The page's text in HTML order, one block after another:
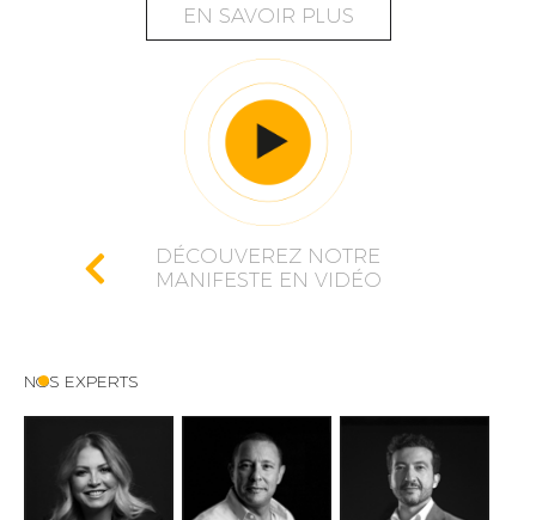
EN SAVOIR PLUS
DÉCOUVEREZ NOTRE
MANIFESTE EN VIDÉO
NOS EXPERTS